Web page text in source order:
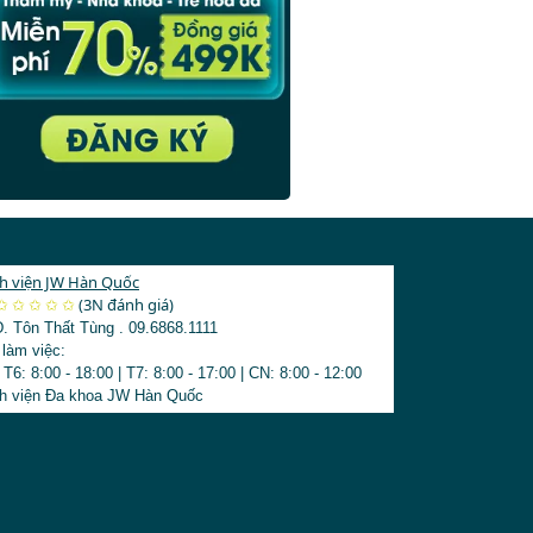
Xem thêm bài viết thịnh hành›
viện JW Hàn Quốc
✩✩✩✩(3N đánh giá)3123
Tôn Thất Tùng . 09.6868.1111
việc:
T6: 8:00 - 18:00
T7: 8:00 - 17:00
CN: 8:00 - 12:00
viện Đa khoa JW Hàn Quốc